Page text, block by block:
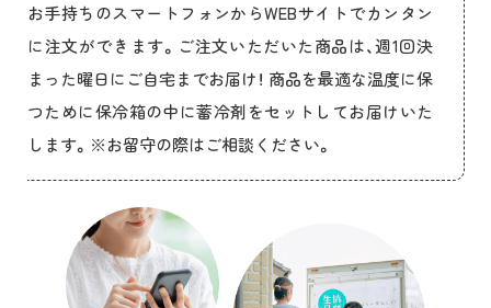
お手持ちのスマートフォンからWEBサイトでカンタン
に注文ができます。ご注文いただいた商品は、週1回決
まった曜日にご自宅までお届け！ 商品を最適な温度に保
つために保冷箱の中に蓄冷剤をセットしてお届けいた
します。 ※お留守の際はご相談ください。